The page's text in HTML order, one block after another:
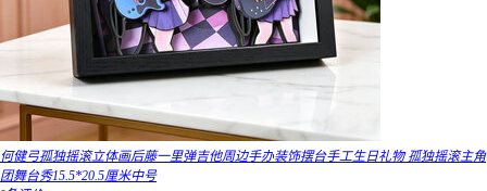
何健弓孤独摇滚立体画后藤一里弹吉他周边手办装饰摆台手工生日礼物 孤独摇滚主角
团舞台秀15.5*20.5厘米中号